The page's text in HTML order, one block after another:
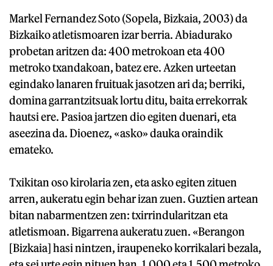
Markel Fernandez Soto (Sopela, Bizkaia, 2003) da
Bizkaiko atletismoaren izar berria. Abiadurako
probetan aritzen da: 400 metrokoan eta 400
metroko txandakoan, batez ere. Azken urteetan
egindako lanaren fruituak jasotzen ari da; berriki,
domina garrantzitsuak lortu ditu, baita errekorrak
hautsi ere. Pasioa jartzen dio egiten duenari, eta
aseezina da. Dioenez, «asko» dauka oraindik
emateko.
Txikitan oso kirolaria zen, eta asko egiten zituen
arren, aukeratu egin behar izan zuen. Guztien artean
bitan nabarmentzen zen: txirrindularitzan eta
atletismoan. Bigarrena aukeratu zuen. «Berangon
[Bizkaia] hasi nintzen, iraupeneko korrikalari bezala,